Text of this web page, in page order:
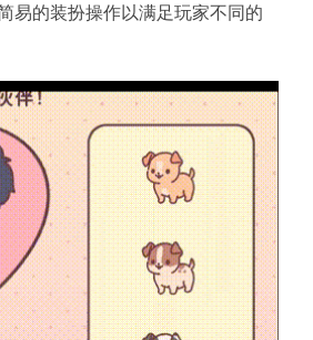
易的装扮操作以满足玩家不同的